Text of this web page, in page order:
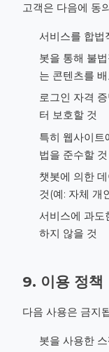
고객은 다음에 동
서비스를 합법
봇을 통해 불
는 콘텐츠를
로그인 자격
터 보호할 것
특히 웹사이트
법을 준수할 것
챗봇에 의한
것(예: 자체 개
서비스에 과도
하지 않을 것
9. 이용 정책
다음 사용은 금지
봇을 사용한